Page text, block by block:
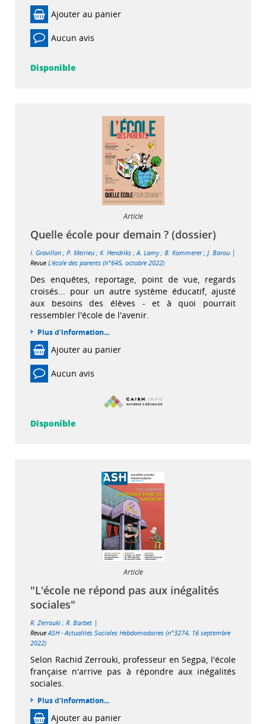
Ajouter au panier
Aucun avis
Disponible
Article
Quelle école pour demain ? (dossier)
I. Gravillon ; P. Meirieu ; K. Hendriks ; A. Lamy; B. Kammerer; J. Barou |
Revue L'école des parents (n°645, octobre 2022)
Des enquêtes, reportage, point de vue, regards
croisés... pour un autre système éducatif, ajusté
aux besoins des élèves - et à quoi pourrait
ressembler l'école de l'avenir.
Plus d'information...
Ajouter au panier
Aucun avis
Disponible
Article
"L'école ne répond pas aux inégalités
sociales"
R. Zerrouki ; R. Barbet |
Revue ASH - Actualités Sociales Hebdomadaires (n°3274, 16 septembre
2022)
Selon Rachid Zerrouki, professeur en Segpa, l'école
française n'arrive pas à répondre aux inégalités
sociales.
Plus d'information...
Ajouter au panier